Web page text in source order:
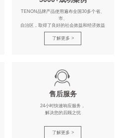
TENON品牌产品使用遍布全国30多个省、
市、
自治区，取得了良好的社会效益和经济效益
了解更多 >
售后服务
24小时快速响应服务，
解决您的后顾之忧
了解更多 >